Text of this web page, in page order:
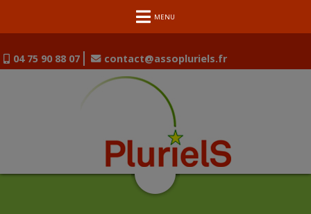
MENU
04 75 90 88 07 contact@assopluriels.fr